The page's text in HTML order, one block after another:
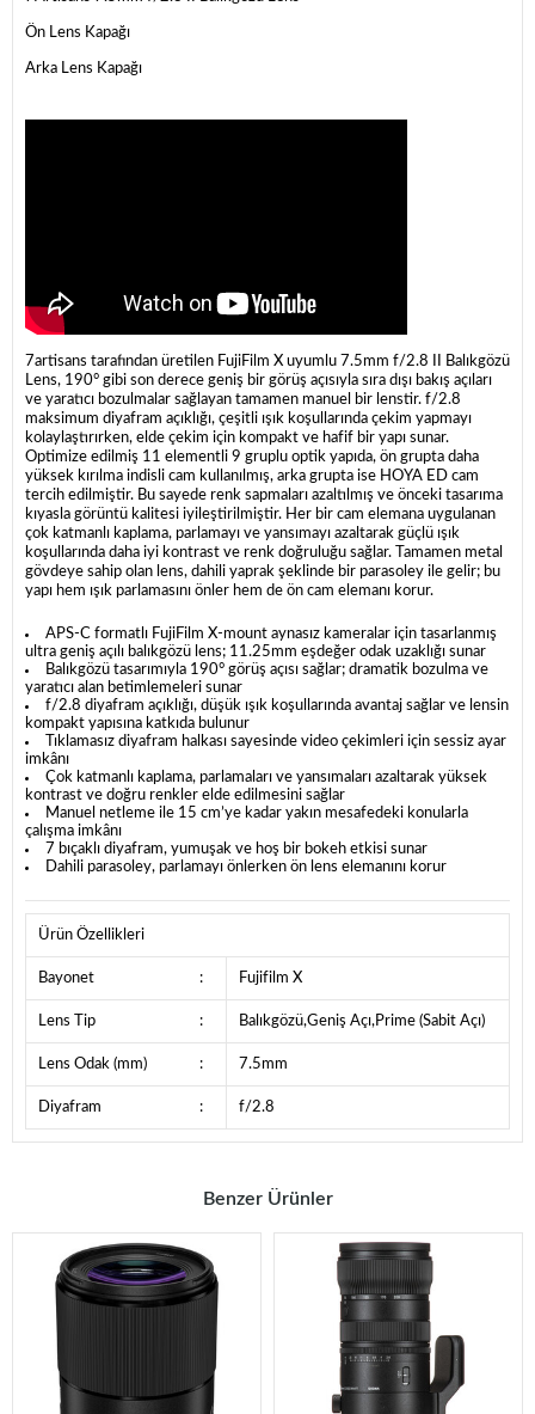
7artisans tarafından üretilen FujiFilm X uyumlu 7.5mm f/2.8 II Balıkgözü
Lens, 190° gibi son derece geniş bir görüş açısıyla sıra dışı bakış açıları
ve yaratıcı bozulmalar sağlayan tamamen manuel bir lenstir. f/2.8
maksimum diyafram açıklığı, çeşitli ışık koşullarında çekim yapmayı
kolaylaştırırken, elde çekim için kompakt ve hafif bir yapı sunar.
Optimize edilmiş 11 elementli 9 gruplu optik yapıda, ön grupta daha
yüksek kırılma indisli cam kullanılmış, arka grupta ise HOYA ED cam
tercih edilmiştir. Bu sayede renk sapmaları azaltılmış ve önceki tasarıma
kıyasla görüntü kalitesi iyileştirilmiştir. Her bir cam elemana uygulanan
çok katmanlı kaplama, parlamayı ve yansımayı azaltarak güçlü ışık
koşullarında daha iyi kontrast ve renk doğruluğu sağlar. Tamamen metal
gövdeye sahip olan lens, dahili yaprak şeklinde bir parasoley ile gelir; bu
yapı hem ışık parlamasını önler hem de ön cam elemanı korur.
APS-C formatlı FujiFilm X-mount aynasız kameralar için tasarlanmış
ultra geniş açılı balıkgözü lens; 11.25mm eşdeğer odak uzaklığı sunar
Balıkgözü tasarımıyla 190° görüş açısı sağlar; dramatik bozulma ve
yaratıcı alan betimlemeleri sunar
f/2.8 diyafram açıklığı, düşük ışık koşullarında avantaj sağlar ve lensin
kompakt yapısına katkıda bulunur
Tıklamasız diyafram halkası sayesinde video çekimleri için sessiz ayar
imkânı
Çok katmanlı kaplama, parlamaları ve yansımaları azaltarak yüksek
kontrast ve doğru renkler elde edilmesini sağlar
Manuel netleme ile 15 cm’ye kadar yakın mesafedeki konularla
çalışma imkânı
7 bıçaklı diyafram, yumuşak ve hoş bir bokeh etkisi sunar
Dahili parasoley, parlamayı önlerken ön lens elemanını korur
Ön Lens Kapağı
Arka Lens Kapağı
Ürün Özellikleri
Bayonet : Fujifilm X
Lens Tip : Balıkgözü,Geniş Açı,Prime (Sabit Açı)
Lens Odak (mm) : 7.5mm
Diyafram : f/2.8
Benzer Ürünler